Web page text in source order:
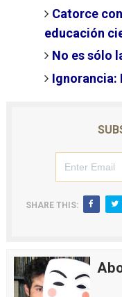
Catorce
educación
No es sólo
Ignorancia:
SHARE THIS: